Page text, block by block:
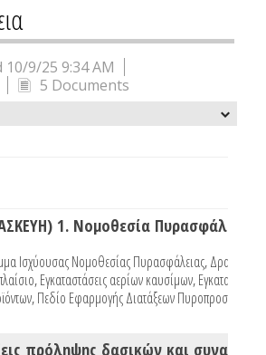
9/25 9:34 AM
5 Documents
1. Νομοθεσία Πυρασφάλειας
Ισχύουσας Νομοθεσίας Πυρασφάλειας,
,Εγκαταστάσεις αερίων καυσίμων,Εγκαταστάσεις
,Πεδίο Εφαρμογής Διατάξεων Πυροπροστασίας